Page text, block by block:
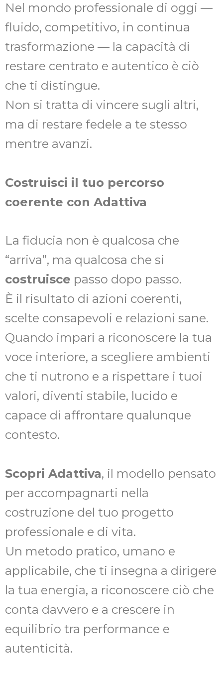
Nel mondo professionale di oggi —
fluido, competitivo, in continua
trasformazione — la capacità di
restare centrato e autentico è ciò
che ti distingue.
Non si tratta di vincere sugli altri,
ma di restare fedele a te stesso
mentre avanzi.
Costruisci il tuo percorso
coerente con Adattiva
La fiducia non è qualcosa che
“arriva”, ma qualcosa che si
costruisce passo dopo passo.
È il risultato di azioni coerenti,
scelte consapevoli e relazioni sane.
Quando impari a riconoscere la tua
voce interiore, a scegliere ambienti
che ti nutrono e a rispettare i tuoi
valori, diventi stabile, lucido e
capace di affrontare qualunque
contesto.
Scopri Adattiva, il modello pensato
per accompagnarti nella
costruzione del tuo progetto
professionale e di vita.
Un metodo pratico, umano e
applicabile, che ti insegna a dirigere
la tua energia, a riconoscere ciò che
conta davvero e a crescere in
equilibrio tra performance e
autenticità.